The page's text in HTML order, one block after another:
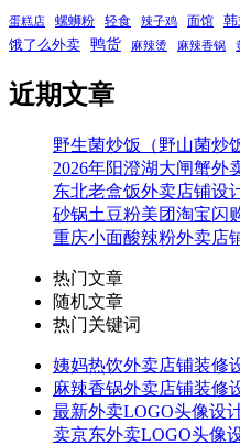
蛋糕店 螺蛳粉 轻食 辣子鸡 面馆
饿了么外卖 鸭货 麻辣烫 麻辣香锅
近期文章
野生菌炒饭（野山菌炒
2026年阳澄湖大闸蟹外
东北老盒饭外卖店铺设
砂锅土豆粉美团淘宝闪
重庆小面酸辣粉外卖店
热门文章
随机文章
热门关键词
姨妈热饮外卖店铺装修
麻辣香锅外卖店铺装修
最新外卖LOGO头像设
卖京东外卖LOGO头像